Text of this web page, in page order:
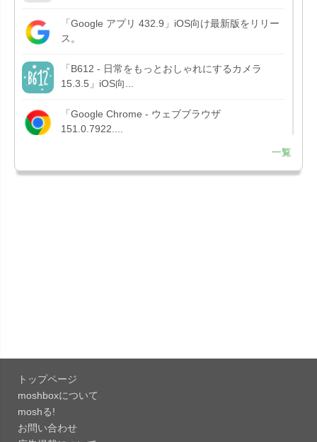
「Google アプリ 432.9」iOS向け最新版をリリー
ス。
「B612 - 日常をもっとおしゃれにするカメラ
15.3.5」iOS向...
「Google Chrome - ウェブブラウザ
151.0.7922....
「Microsoft OneDrive 18.7.3」iOS向け最新版を...
「Microsoft OneDrive 18.6.7」iOS向け最新版を...
「Pokémon GO 0.423.0」iOS向け最新版をリリー
一覧
トップページ
moshboxについて
moshる!
お問い合わせ